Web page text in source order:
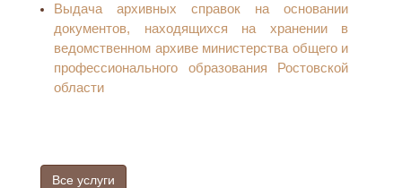
Выдача архивных справок на основании
документов, находящихся на хранении в
ведомственном архиве министерства общего и
профессионального образования Ростовской
области
Все услуги